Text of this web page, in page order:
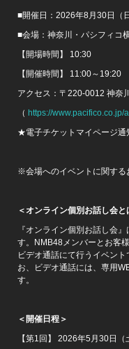
■開催日：2026年8月30日（日
■会場：神奈川・パシフィコ
【開場時間】 10:30
【開催時間】 11:00～19:20
アクセス：〒220-0012 神奈
（ https://www.pacifico.co.jp/
★電子チケットマイページ
※会場へのイベントに関する
＜オンライン個別お話し会と
『オンライン個別お話し会
す。NMB48メンバーとお客
ビデオ通話にて行うイベン
お、ビデオ通話には、専用
す。
＜開催日程＞
【第1回】 2026年5月30日